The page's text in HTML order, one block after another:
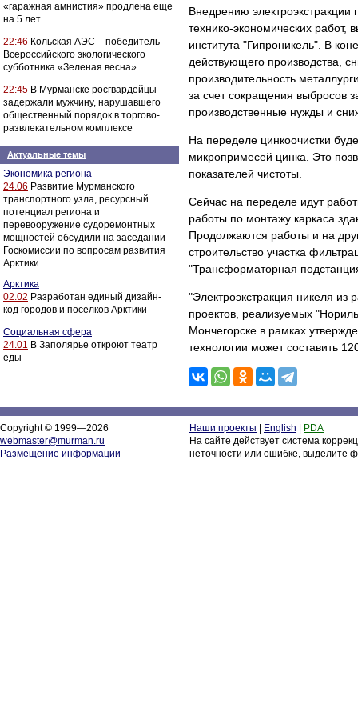
«гаражная амнистия» продлена еще
на 5 лет
22:46 Кольская АЭС – победитель
Всероссийского экологического
субботника «Зеленая весна»
22:45 В Мурманске росгвардейцы
задержали мужчину, нарушавшего
общественный порядок в торгово-
развлекательном комплексе
Актуальные темы
Экономика региона
24.06 Развитие Мурманского
транспортного узла, ресурсный
потенциал региона и
перевооружение судоремонтных
мощностей обсудили на заседании
Госкомиссии по вопросам развития
Арктики
Арктика
02.02 Разработан единый дизайн-
код городов и поселков Арктики
Социальная сфера
24.01 В Заполярье откроют театр
еды
Внедрению электроэкстракции
технико-экономических
института "Гипроникель". В
действующего производства,
производительность
за счет сокращения выбросов
производственные нужды и
На переделе цинкоочистки
микропримесей цинка. Это
показателей чистоты.
Сейчас на переделе идут
работы по монтажу каркаса
Продолжаются работы и на
строительство участка
"Трансформаторная
"Электроэкстракция никеля
проектов, реализуемых
Мончегорске в рамках
технологии может составить
Copyright © 1999—2026
webmaster@murman.ru
Размещение информации
Наши проекты English
PDA
На сайте действует система
неточности или ошибке, выделите